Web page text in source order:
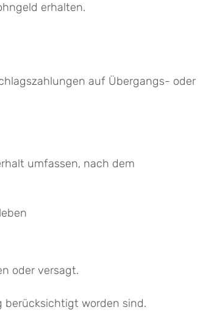
erhalten.
auf Übergangs- oder
umfassen, nach dem
oder versagt.
berücksichtigt worden sind.